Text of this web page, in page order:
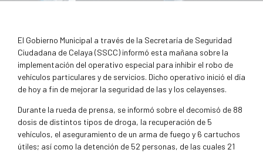
El Gobierno Municipal a través de la Secretaría de Seguridad
Ciudadana de Celaya (SSCC) informó esta mañana sobre la
implementación del operativo especial para inhibir el robo de
vehículos particulares y de servicios. Dicho operativo inició el día
de hoy a fin de mejorar la seguridad de las y los celayenses.
Durante la rueda de prensa, se informó sobre el decomisó de 88
dosis de distintos tipos de droga, la recuperación de 5
vehículos, el aseguramiento de un arma de fuego y 6 cartuchos
útiles; así como la detención de 52 personas, de las cuales 21